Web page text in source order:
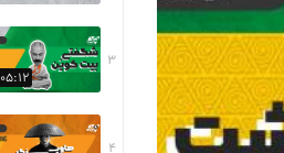
۳
۰۵:۱۲
۴